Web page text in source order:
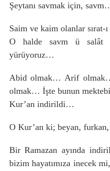
Şeytanı savmak için,
Saim ve kaim olanlar
O halde savm ü salât
yürüyoruz…
Abid olmak… Arif
olmak… İşte bunun
Kur’an indirildi…
O Kur’an ki; beyan,
Bir Ramazan ayında
bizim hayatımıza inecek